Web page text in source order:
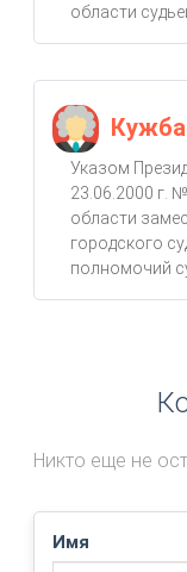
области
Указом
23.06.2000 г.
области
городского
полномочий
Никто еще не
Имя